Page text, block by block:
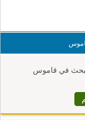
في قاموس